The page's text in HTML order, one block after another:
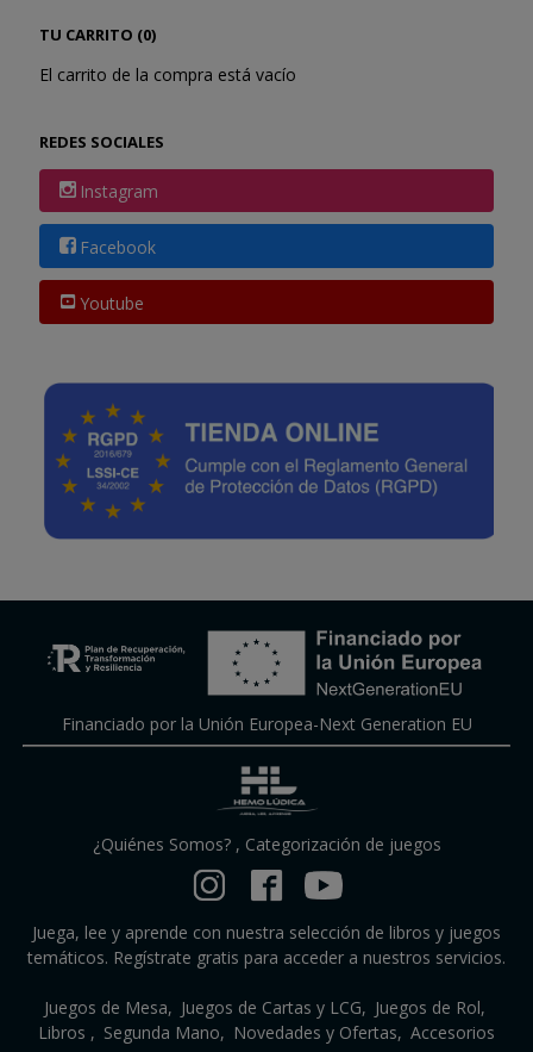
TU CARRITO (0)
El carrito de la compra está vacío
REDES SOCIALES
Instagram
Facebook
Youtube
Financiado por la Unión Europea-Next Generation EU
¿Quiénes Somos?, Categorización de juegos
Juega, lee y aprende con nuestra selección de libros y juegos
temáticos. Regístrate gratis para acceder a nuestros servicios.
Juegos de Mesa Juegos de Cartas y LCG
Juegos de Rol
Libros
Segunda Mano Novedades y Ofertas Accesorios